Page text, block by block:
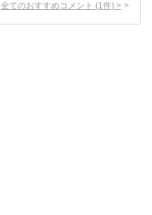
全てのおすすめコメント (1 件) >